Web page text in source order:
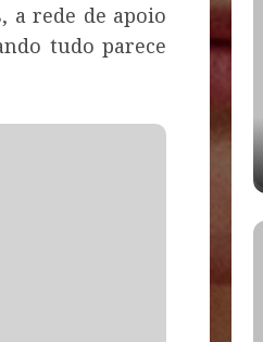
a rede de apoio
tudo parece